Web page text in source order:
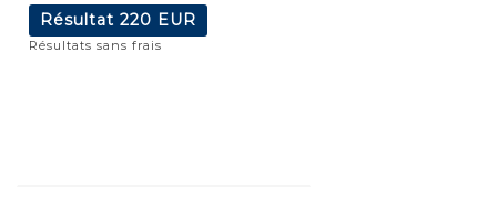
Résultat 220 EUR
Résultats sans frais